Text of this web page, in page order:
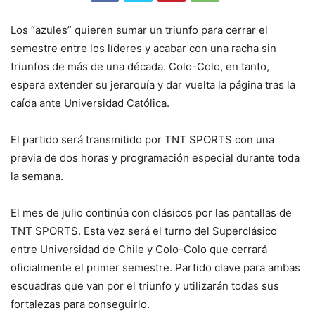
Los “azules” quieren sumar un triunfo para cerrar el
semestre entre los líderes y acabar con una racha sin
triunfos de más de una década. Colo-Colo, en tanto,
espera extender su jerarquía y dar vuelta la página tras la
caída ante Universidad Católica.
El partido será transmitido por TNT SPORTS con una
previa de dos horas y programación especial durante toda
la semana.
El mes de julio continúa con clásicos por las pantallas de
TNT SPORTS. Esta vez será el turno del Superclásico
entre Universidad de Chile y Colo-Colo que cerrará
oficialmente el primer semestre. Partido clave para ambas
escuadras que van por el triunfo y utilizarán todas sus
fortalezas para conseguirlo.